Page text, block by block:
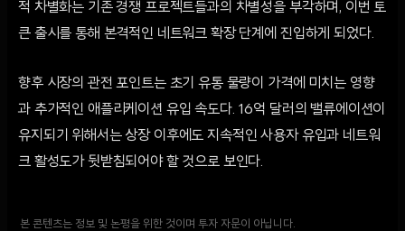
적 차별화는 기존 경쟁 프로젝트들과의 차별성을 부각하며, 이번 토
큰 출시를 통해 본격적인 네트워크 확장 단계에 진입하게 되었다.
향후 시장의 관전 포인트는 초기 유통 물량이 가격에 미치는 영향
과 추가적인 애플리케이션 유입 속도다. 16억 달러의 밸류에이션이
유지되기 위해서는 상장 이후에도 지속적인 사용자 유입과 네트워
크 활성도가 뒷받침되어야 할 것으로 보인다.
본 콘텐츠는 정보 및 논평을 위한 것이며 투자 자문이 아닙니다.